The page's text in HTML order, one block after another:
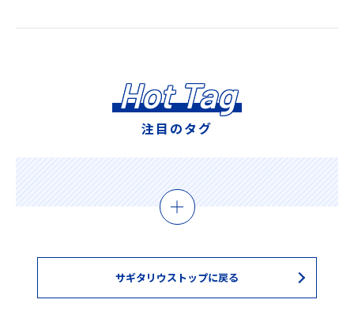
Hot Tag
注目のタグ
サギタリウストップに戻る